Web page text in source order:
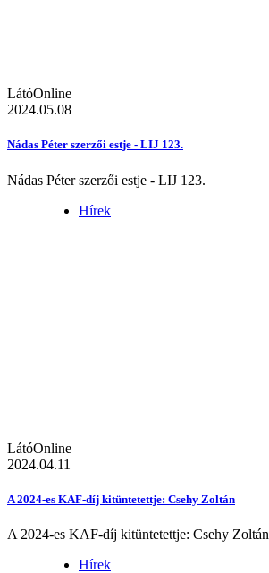
LátóOnline
2024.05.08
Nádas Péter szerzői estje - LIJ 123.
Nádas Péter szerzői estje - LIJ 123.
Hírek
LátóOnline
2024.04.11
A 2024-es KAF-díj kitüntetettje: Csehy Zoltán
A 2024-es KAF-díj kitüntetettje: Csehy Zoltán
Hírek